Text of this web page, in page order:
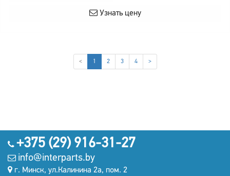
Узнать цену
< 1 (current)
2 3 4 >
+375 (29) 916-31-27
info@interparts.by
г. Минск, ул.Калинина 2а, пом. 2